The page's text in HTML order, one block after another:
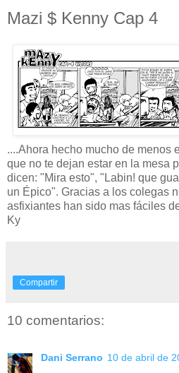
Mazi $ Kenny Cap 4
....Ahora hecho mucho de menos
que no te dejan estar en la mesa
dicen: "Mira esto", "Labin! que
un Épico". Gracias a los colegas
asfixiantes han sido mas fáciles
Ky
Compartir
10 comentarios:
Dani Serrano 10 de abril de